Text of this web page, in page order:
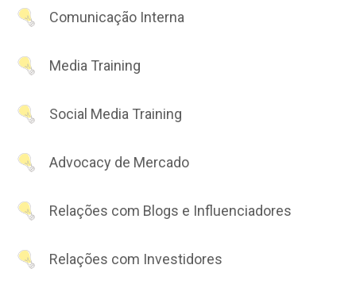
Comunicação Interna
Media Training
Social Media Training
Advocacy de Mercado
Relações com Blogs e Influenciadores
Relações com Investidores